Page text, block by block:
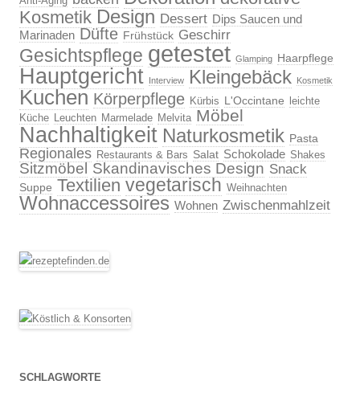
Kosmetik Design Dessert Dips Saucen und
Marinaden Düfte Frühstück Geschirr
Gesichtspflege getestet Glamping Haarpflege
Hauptgericht Interview Kleingebäck Kosmetik
Kuchen Körperpflege Kürbis L'Occintane
leichte
Küche
Leuchten Marmelade Melvita Möbel
Nachhaltigkeit Naturkosmetik Pasta
Regionales Restaurants & Bars Salat Schokolade Shakes
Sitzmöbel Skandinavisches Design Snack
Suppe Textilien vegetarisch Weihnachten
Wohnaccessoires Wohnen Zwischenmahlzeit
SCHLAGWORTE